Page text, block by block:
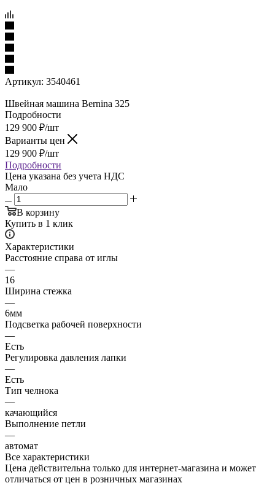
Артикул: 3540461
Швейная машина Bernina 325
Подробности
129 900 ₽/шт
Варианты цен
129 900 ₽/шт
Подробности
Цена указана без учета НДС
Мало
В корзину
Купить в 1 клик
Характеристики
Расстояние справа от иглы
—
16
Ширина стежка
—
6мм
Подсветка рабочей поверхности
—
Есть
Регулировка давления лапки
—
Есть
Тип челнока
—
качающийся
Выполнение петли
—
автомат
Все характеристики
Цена действительна только для интернет-магазина и может
отличаться от цен в розничных магазинах